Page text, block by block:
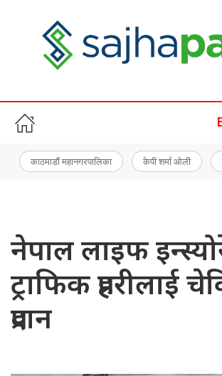
काठमाडौं महानगरपालिका केपी शर्मा ओली
नेपाल लाइफ
ट्राफिक प्रहरीलाई
प्रदान